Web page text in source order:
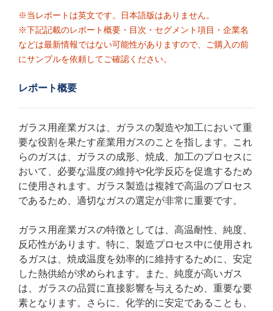
※当レポートは英文です。日本語版はありません。
※下記記載のレポート概要・目次・セグメント項目・企業名
などは最新情報ではない可能性がありますので、ご購入の前
にサンプルを依頼してご確認ください。
レポート概要
ガラス用産業ガスは、ガラスの製造や加工において重
要な役割を果たす産業用ガスのことを指します。これ
らのガスは、ガラスの成形、焼成、加工のプロセスに
おいて、必要な温度の維持や化学反応を促進するため
に使用されます。ガラス製造は複雑で高温のプロセス
であるため、適切なガスの選定が非常に重要です。
ガラス用産業ガスの特徴としては、高温耐性、純度、
反応性があります。特に、製造プロセス中に使用され
るガスは、焼成温度を効率的に維持するために、安定
した熱供給が求められます。また、純度が高いガス
は、ガラスの品質に直接影響を与えるため、重要な要
素となります。さらに、化学的に安定であることも、